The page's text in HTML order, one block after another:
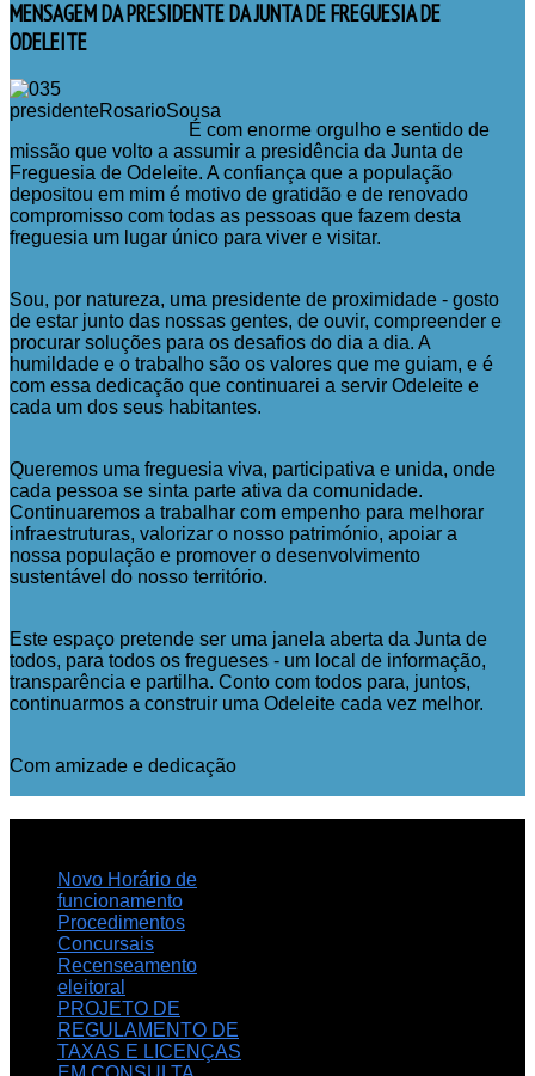
MENSAGEMDA PRESIDENTE DA JUNTA DE FREGUESIA DE
ODELEITE
É com enorme orgulho e sentido de
missão que volto a assumir a presidência da Junta de
Freguesia de Odeleite. A confiança que a população
depositou em mim é motivo de gratidão e de renovado
compromisso com todas as pessoas que fazem desta
freguesia um lugar único para viver e visitar.
Sou, por natureza, uma presidente de proximidade - gosto
de estar junto das nossas gentes, de ouvir, compreender e
procurar soluções para os desafios do dia a dia. A
humildade e o trabalho são os valores que me guiam, e é
com essa dedicação que continuarei a servir Odeleite e
cada um dos seus habitantes.
Queremos uma freguesia viva, participativa e unida, onde
cada pessoa se sinta parte ativa da comunidade.
Continuaremos a trabalhar com empenho para melhorar
infraestruturas, valorizar o nosso património, apoiar a
nossa população e promover o desenvolvimento
sustentável do nosso território.
Este espaço pretende ser uma janela aberta da Junta de
todos, para todos os fregueses - um local de informação,
transparência e partilha. Conto com todos para, juntos,
continuarmos a construir uma Odeleite cada vez melhor.
Com amizade e dedicação
Novo Horário de
funcionamento
Procedimentos
Concursais
Recenseamento
eleitoral
PROJETO DE
REGULAMENTO DE
TAXAS E LICENÇAS